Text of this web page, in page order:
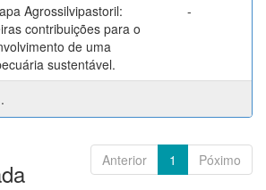
Agrossilvipastoril:
contribuições para o
de uma
sustentável.
-
Anterior 1 Póximo